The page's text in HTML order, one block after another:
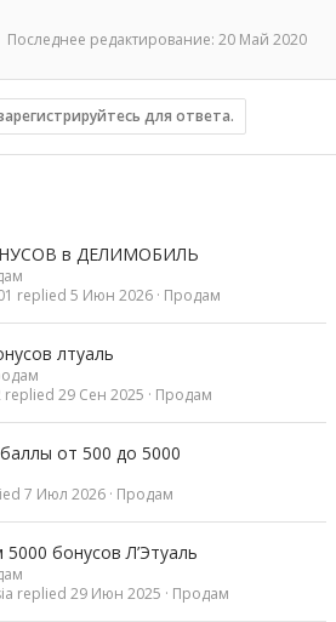
Последнее редактирование: 20 Май 2020
для ответа.
в ДЕЛИМОБИЛЬ
Продам
5 Июн 2026
лтуаль
Продам
29 Сен 2025
от 500 до 5000
Продам
7 Июл 2026
бонусов Л’Этуаль
Продам
29 Июн 2025